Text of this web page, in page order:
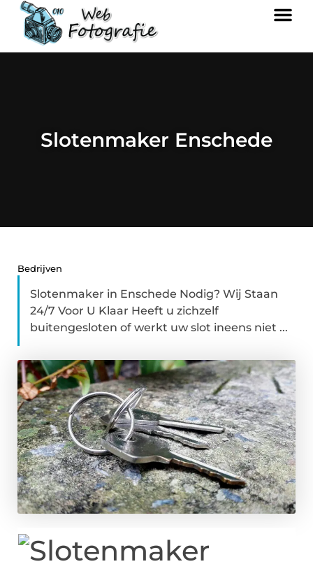
Slotenmaker Enschede
Bedrijven
Slotenmaker in Enschede Nodig? Wij Staan
24/7 Voor U Klaar Heeft u zichzelf
buitengesloten of werkt uw slot ineens niet ...